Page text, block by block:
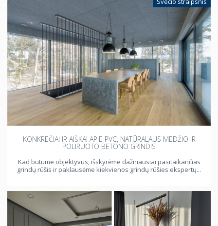
KONKREČIAI IR AIŠKAI APIE PVC, NATŪRALAUS MEDŽIO IR
POLIRUOTO BETONO GRINDIS
Kad būtume objektyvūs, išskyrėme dažniausiai pasitaikančias
grindų rūšis ir paklausėme kiekvienos grindų rūšies ekspertų...